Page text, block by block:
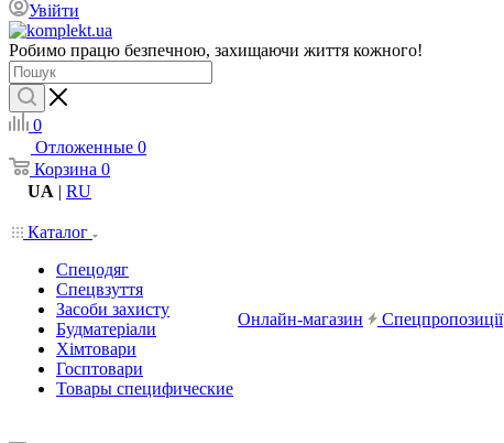
Увійти
Робимо працю безпечною, захищаючи життя кожного!
0
Отложенные 0
Корзина 0
UA | RU
Каталог
Спецодяг
Спецвзуття
Засоби захисту
Будматеріали
Хімтовари
Госптовари
Товары специфические
Онлайн-магазин Спецпропозиції